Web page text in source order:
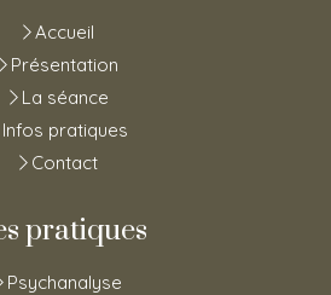
Accueil
Présentation
La séance
Infos pratiques
Contact
pratiques
Psychanalyse